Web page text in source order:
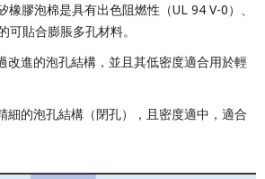
膠泡棉是具有出色阻燃性（UL 94 V-0）、
可貼合膨脹多孔材料。
進的泡孔結構，並且其低密度適合用於輕
的泡孔結構（閉孔），且密度適中，適合